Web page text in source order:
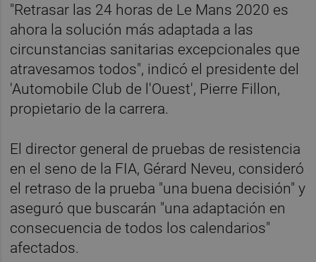
"Retrasar las 24 horas de Le Mans 2020 es
ahora la solución más adaptada a las
circunstancias sanitarias excepcionales que
atravesamos todos", indicó el presidente del
'Automobile Club de l'Ouest', Pierre Fillon,
propietario de la carrera.
El director general de pruebas de resistencia
en el seno de la FIA, Gérard Neveu, consideró
el retraso de la prueba "una buena decisión" y
aseguró que buscarán "una adaptación en
consecuencia de todos los calendarios"
afectados.